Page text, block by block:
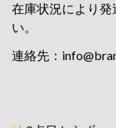
在庫状況により
い。
連絡先：